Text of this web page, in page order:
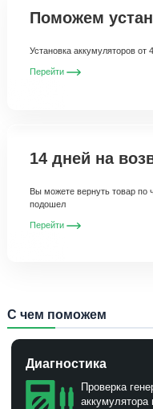
Поможем
Установка аккумуляторов от
Перейти
14 дней на
Вы можете вернуть товар по
подошел
Перейти
С чем поможем
Диагностика
Проверка
аккумулятора